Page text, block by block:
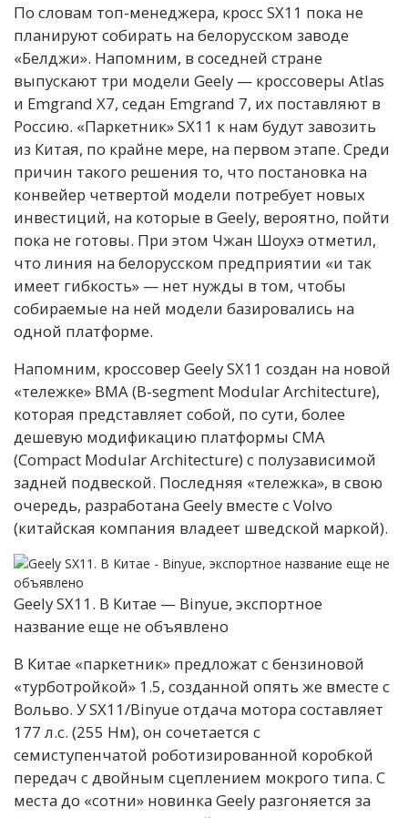
По словам топ-менеджера, кросс SX11 пока не
планируют собирать на белорусском заводе
«Белджи». Напомним, в соседней стране
выпускают три модели Geely — кроссоверы Atlas
и Emgrand X7, седан Emgrand 7, их поставляют в
Россию. «Паркетник» SX11 к нам будут завозить
из Китая, по крайне мере, на первом этапе. Среди
причин такого решения то, что постановка на
конвейер четвертой модели потребует новых
инвестиций, на которые в Geely, вероятно, пойти
пока не готовы. При этом Чжан Шоухэ отметил,
что линия на белорусском предприятии «и так
имеет гибкость» — нет нужды в том, чтобы
собираемые на ней модели базировались на
одной платформе.
Напомним, кроссовер Geely SX11 создан на новой
«тележке» BMA (B-segment Modular Architecture),
которая представляет собой, по сути, более
дешевую модификацию платформы СМА
(Compact Modular Architecture) с полузависимой
задней подвеской. Последняя «тележка», в свою
очередь, разработана Geely вместе с Volvo
(китайская компания владеет шведской маркой).
Geely SX11. В Китае — Binyue, экспортное
название еще не объявлено
В Китае «паркетник» предложат с бензиновой
«турботройкой» 1.5, созданной опять же вместе с
Вольво. У SX11/Binyue отдача мотора составляет
177 л.с. (255 Нм), он сочетается с
семиступенчатой роботизированной коробкой
передач с двойным сцеплением мокрого типа. С
места до «сотни» новинка Geely разгоняется за